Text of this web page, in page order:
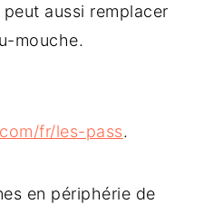
aussi remplacer
mouche.
fr/les-pass.
en périphérie de